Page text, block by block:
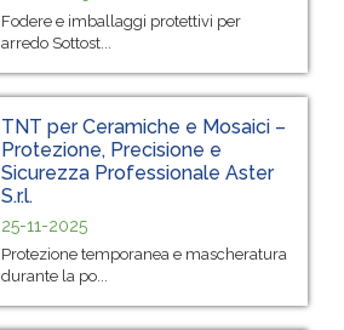
Fodere e imballaggi protettivi per
arredo Sottost...
TNT per Ceramiche e Mosaici –
Protezione, Precisione e
Sicurezza Professionale Aster
S.r.l.
25-11-2025
Protezione temporanea e mascheratura
durante la po...